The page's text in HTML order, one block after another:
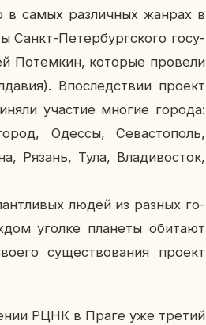
в самых раз­лич­ных жанрах в
Санкт-Пе­тер­бург­ско­го го­су­
По­тем­кин, ко­то­рые про­ве­ли
Впо­след­ствии проект
уча­стие многие города:
Одессы, Се­ва­сто­поль,
Рязань, Тула, Вла­ди­во­сток,
людей из разных го­
уголке пла­не­ты оби­та­ют
су­ще­ство­ва­ния проект
РЦНК в Праге уже третий